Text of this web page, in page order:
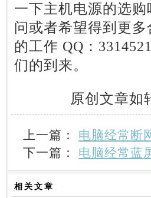
一下主机电源的选
问或者希望得到更
的工作 QQ：
们的到来。
原创文章如
上一篇： 电脑经常断
下一篇： 电脑经常蓝
相关 文章